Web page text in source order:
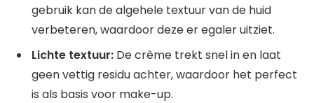
gebruik kan de algehele textuur van de huid
verbeteren, waardoor deze er egaler uitziet.
Lichte textuur: De crème trekt snel in en laat
geen vettig residu achter, waardoor het perfect
is als basis voor make-up.